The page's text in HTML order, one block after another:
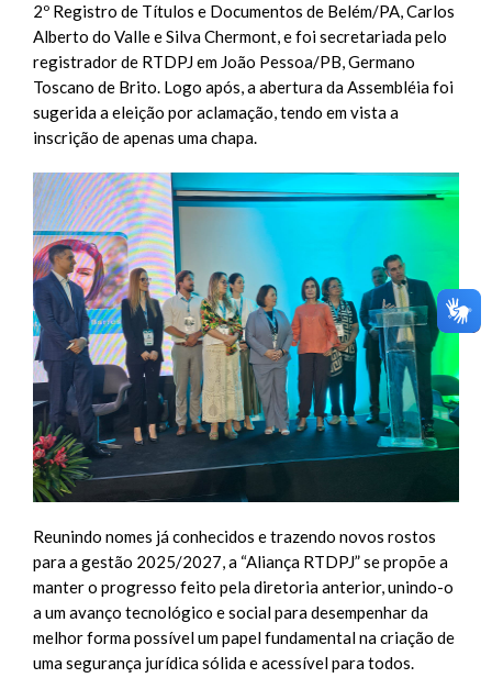
2º Registro de Títulos e Documentos de Belém/PA, Carlos
Alberto do Valle e Silva Chermont, e foi secretariada pelo
registrador de RTDPJ em João Pessoa/PB, Germano
Toscano de Brito. Logo após, a abertura da Assembléia foi
sugerida a eleição por aclamação, tendo em vista a
inscrição de apenas uma chapa.
Reunindo nomes já conhecidos e trazendo novos rostos
para a gestão 2025/2027, a “Aliança RTDPJ” se propõe a
manter o progresso feito pela diretoria anterior, unindo-o
a um avanço tecnológico e social para desempenhar da
melhor forma possível um papel fundamental na criação de
uma segurança jurídica sólida e acessível para todos.